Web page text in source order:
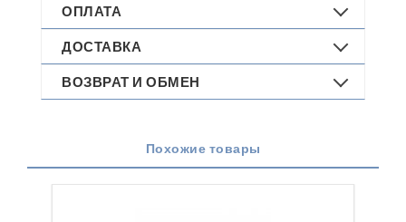
ОПЛАТА
ДОСТАВКА
ВОЗВРАТ И ОБМЕН
Похожие товары